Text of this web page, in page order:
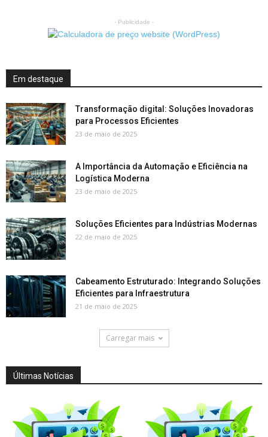
- Publicidade -
Em destaque
Transformação digital: Soluções Inovadoras
para Processos Eficientes
23 de maio de 2025
A Importância da Automação e Eficiência na
Logística Moderna
23 de maio de 2025
Soluções Eficientes para Indústrias Modernas
22 de maio de 2025
Cabeamento Estruturado: Integrando Soluções
Eficientes para Infraestrutura
21 de maio de 2025
Carregar mais
Últimas Notícias